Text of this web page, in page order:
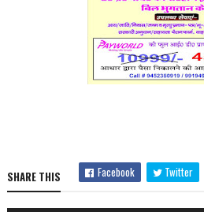
SHARE THIS Facebook Twitter